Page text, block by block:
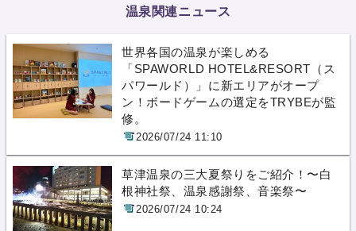
温泉関連ニュース
世界各国の温泉が楽しめる
「SPAWORLD HOTEL&RESORT（ス
パワールド）」に新エリアがオープ
ン！ボードゲームの選定をTRYBEが監
修。
2026/07/24 11:10
草津温泉の三大夏祭りをご紹介！〜白
根神社祭、温泉感謝祭、音楽祭〜
2026/07/24 10:24